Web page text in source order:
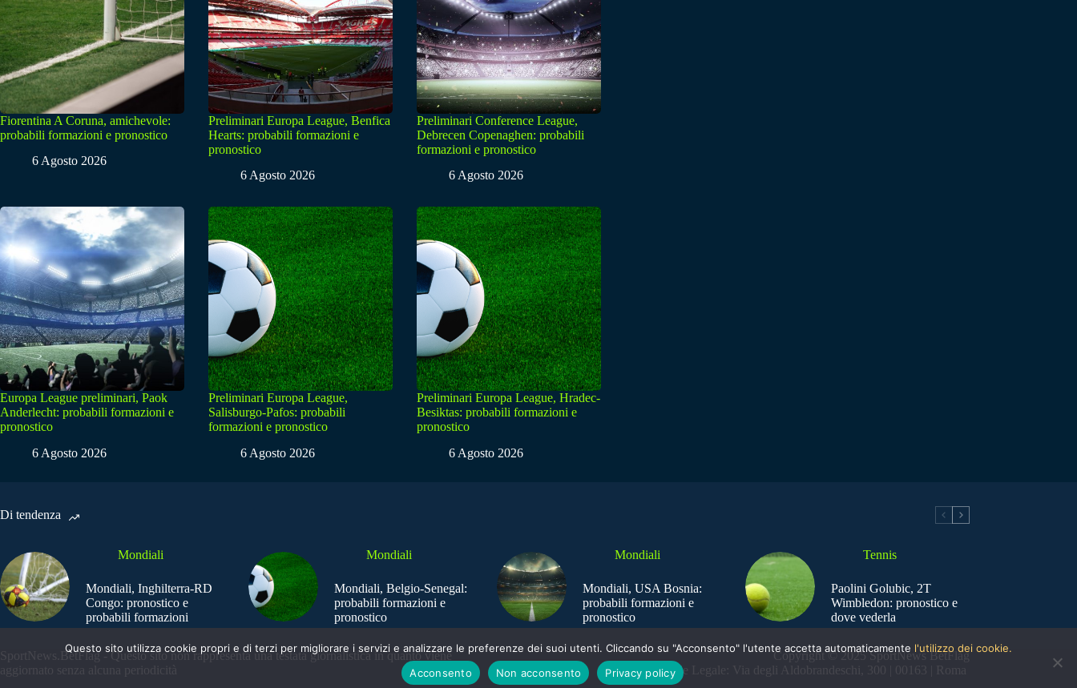
Fiorentina A Coruna, amichevole:
probabili formazioni e pronostico
6 Agosto 2026
Preliminari Europa League, Benfica
Hearts: probabili formazioni e
pronostico
6 Agosto 2026
Preliminari Conference League,
Debrecen Copenaghen: probabili
formazioni e pronostico
6 Agosto 2026
Europa League preliminari, Paok
Anderlecht: probabili formazioni e
pronostico
6 Agosto 2026
Preliminari Europa League,
Salisburgo-Pafos: probabili
formazioni e pronostico
6 Agosto 2026
Preliminari Europa League, Hradec-
Besiktas: probabili formazioni e
pronostico
6 Agosto 2026
Di tendenza
Mondiali
Mondiali, Inghilterra-RD
Congo: pronostico e
probabili formazioni
Mondiali
Mondiali, Belgio-Senegal:
probabili formazioni e
pronostico
Mondiali
Mondiali, USA Bosnia:
probabili formazioni e
pronostico
Tennis
Paolini Golubic, 2T
Wimbledon: pronostico e
dove vederla
SportNews.BetFlag - Questo sito non rappresenta una testata giornalistica in quanto viene
aggiornato senza alcuna periodicità
Copyright © 2025 SportNews BetFlag
Sede Legale: Via degli Aldobrandeschi, 300 | 00163 | Roma
Questo sito utilizza cookie propri e di terzi per migliorare i servizi e analizzare le preferenze dei suoi utenti. Cliccando su "Acconsento" l'utente accetta automaticamente l'utilizzo dei cookie.
Acconsento
Non acconsento Privacy policy